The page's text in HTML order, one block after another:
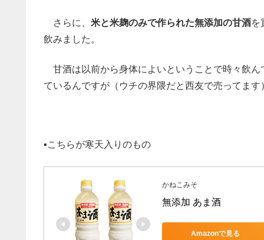
さらに、 米と米麹のみで作られた無添加の甘酒を
飲みました。
甘酒は以前から身体によいということで時々飲
ているんですが（ウチの界隈だと西友で売ってま
▪️こちらが寒天入りのもの
かねこみそ
無添加 あま酒
Amazonで見る